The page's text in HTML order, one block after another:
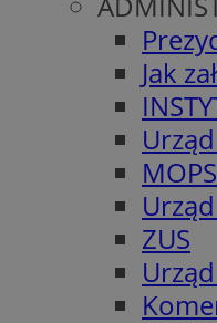
Jak
MOPS
ZUS